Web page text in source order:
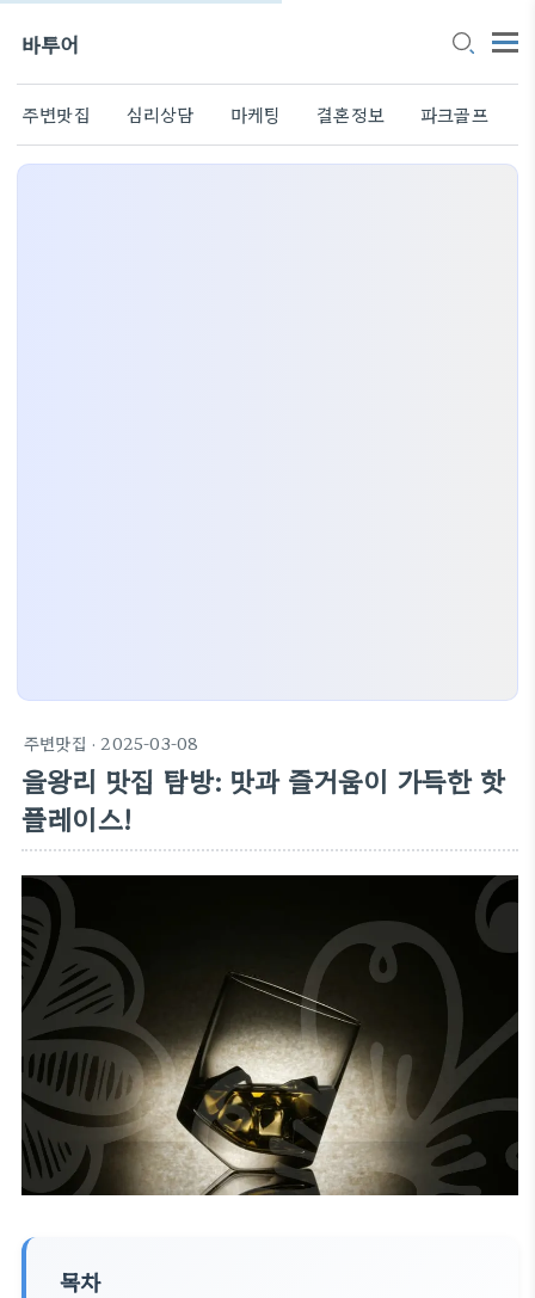
바투어
주변맛집 심리상담 마케팅 결혼정보 파크골프
주변맛집 · 2025-03-08
을왕리 맛집 탐방: 맛과 즐거움이 가득한 핫
플레이스!
목차